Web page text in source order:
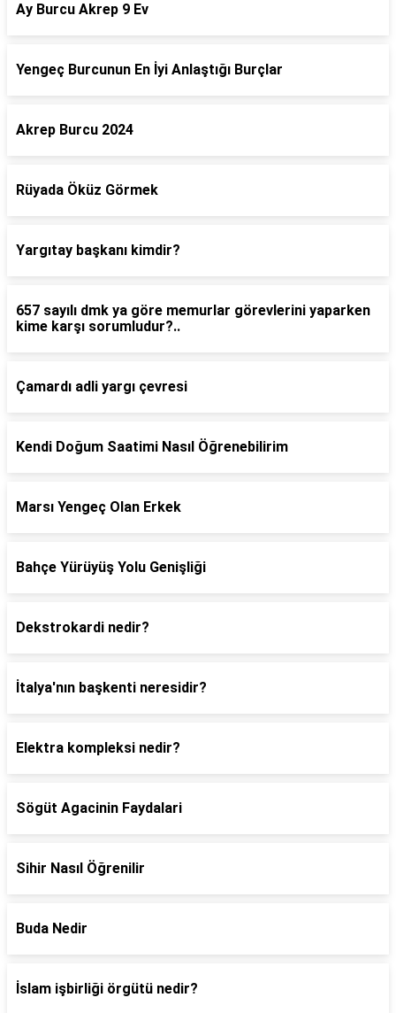
Ay Burcu Akrep 9 Ev
Yengeç Burcunun En İyi Anlaştığı Burçlar
Akrep Burcu 2024
Rüyada Öküz Görmek
Yargıtay başkanı kimdir?
657 sayılı dmk ya göre memurlar görevlerini yaparken
kime karşı sorumludur?..
Çamardı adli yargı çevresi
Kendi Doğum Saatimi Nasıl Öğrenebilirim
Marsı Yengeç Olan Erkek
Bahçe Yürüyüş Yolu Genişliği
Dekstrokardi nedir?
İtalya'nın başkenti neresidir?
Elektra kompleksi nedir?
Sögüt Agacinin Faydalari
Sihir Nasıl Öğrenilir
Buda Nedir
İslam işbirliği örgütü nedir?